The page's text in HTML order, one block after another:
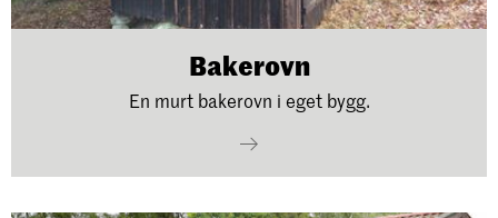
Bakerovn
En murt bakerovn i eget bygg.